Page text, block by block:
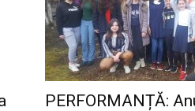
PERFORMANȚĂ: